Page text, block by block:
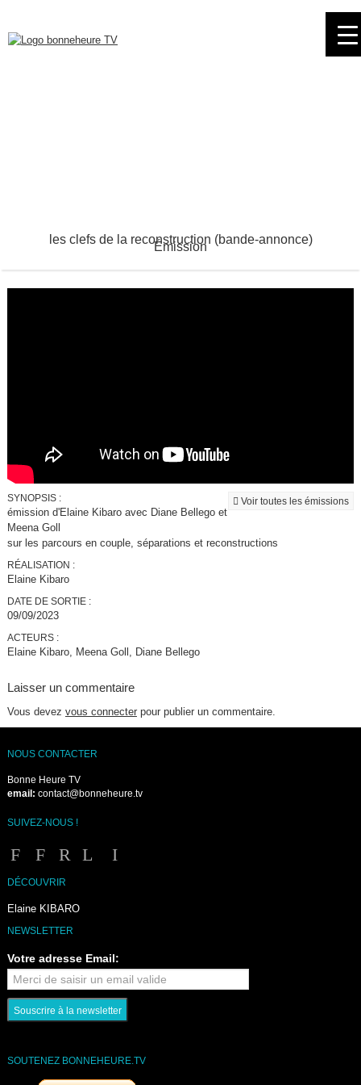
navigation
les clefs de la reconstruction (bande-annonce)
Émission
Voir toutes les émissions
SYNOPSIS :
émission d'Elaine Kibaro avec Diane Bellego et
Meena Goll
sur les parcours en couple, séparations et reconstructions
RÉALISATION :
Elaine Kibaro
DATE DE SORTIE :
09/09/2023
ACTEURS :
Elaine Kibaro, Meena Goll, Diane Bellego
Laisser un commentaire
Vous devez vous connecterpour publier un commentaire.
NOUS CONTACTER
Bonne Heure TV
email: contact@bonneheure.tv
SUIVEZ-NOUS !
DÉCOUVRIR
Elaine KIBARO
NEWSLETTER
Votre adresse Email:
SOUTENEZ BONNEHEURE.TV